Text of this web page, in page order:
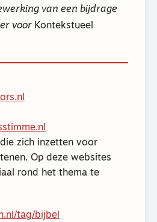
van een bijdrage
voor Kontekstueel
zich inzetten voor
Op deze websites
rond het thema te
tag/bijbel